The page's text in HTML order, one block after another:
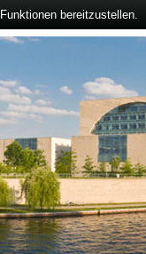
bereitzustellen.